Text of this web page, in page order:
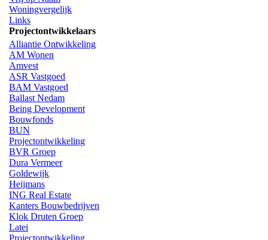
Woningvergelijk
Links
Projectontwikkelaars
Alliantie Ontwikkeling
AM Wonen
Amvest
ASR Vastgoed
BAM Vastgoed
Ballast Nedam
Being Development
Bouwfonds
BUN
Projectontwikkeling
BVR Groep
Dura Vermeer
Goldewijk
Heijmans
ING Real Estate
Kanters Bouwbedrijven
Klok Druten Groep
Latei
Projectontwikkeling